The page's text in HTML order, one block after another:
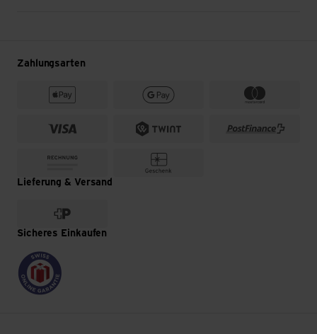
Zahlungsarten
Lieferung & Versand
Sicheres Einkaufen